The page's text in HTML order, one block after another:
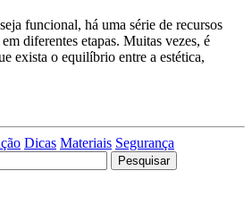
funcional, há uma série de recursos
diferentes etapas. Muitas vezes, é
exista o equilíbrio entre a estética,
Dicas Materiais Segurança